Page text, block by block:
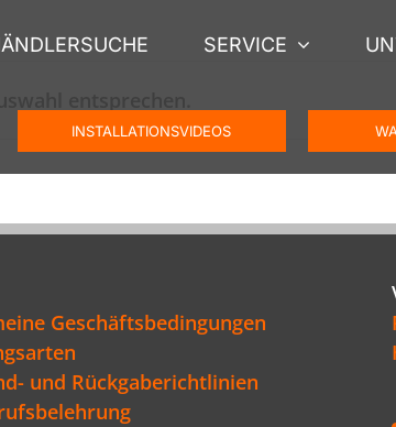
SERVICE
INSTALLATIONSVIDEOS
entsprechen.
Geschäftsbedingungen
und Rückgaberichtlinien